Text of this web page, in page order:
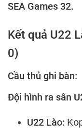
SEA Games 32.
Kết quả U22
0)
Cầu thủ ghi bàn:
Đội hình ra sân
U22 Lào: